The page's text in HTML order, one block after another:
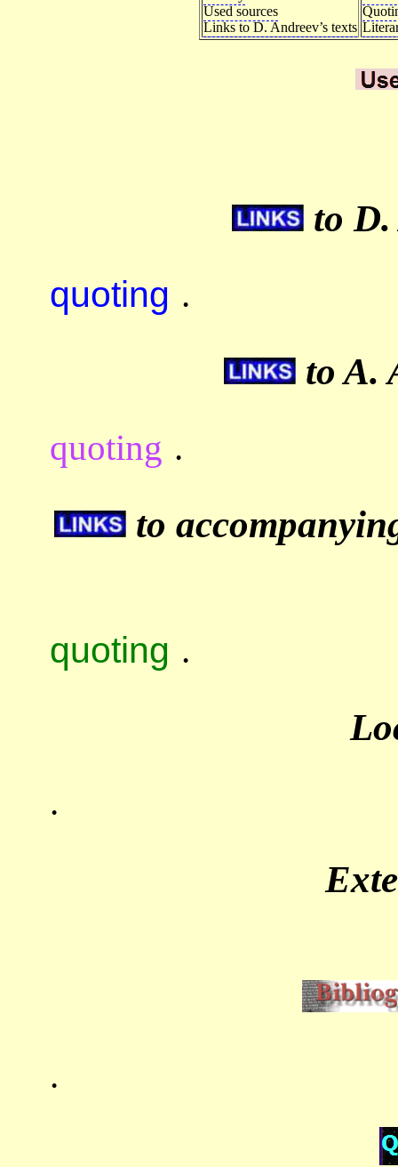
Used sources
Links to D. Andreev’s texts
to D.
quoting .
to A.
quoting .
to
quoting .
.
.